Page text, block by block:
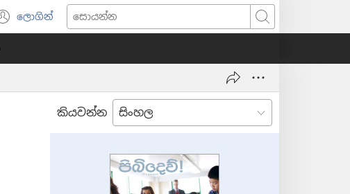
ලොගින්
(opens
new
සොයන්න
කියවන්න